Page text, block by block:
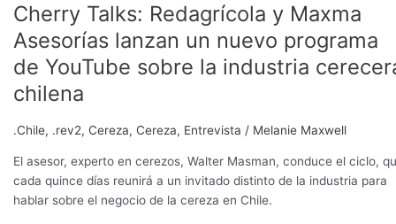
Cherry Talks: Redagrícola y Maxma
Asesorías lanzan un nuevo programa
de YouTube sobre la industria
chilena
.Chile, .rev2, Cereza, Cereza, Entrevista / Melanie Maxwell
El asesor, experto en cerezos, Walter Masman, conduce el ciclo,
cada quince días reunirá a un invitado distinto de la industria para
hablar sobre el negocio de la cereza en Chile.
chilena